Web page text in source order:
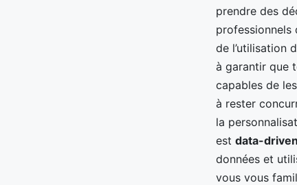
prendre des
professionnels
de l’utilisation
à garantir que
capables de
à rester
la
est data-driven
données et
vous vous